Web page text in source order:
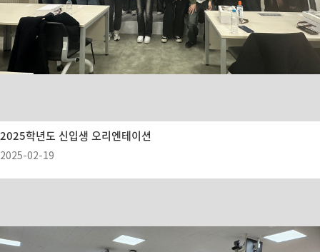
2025학년도 신입생 오리엔테이션
2025-02-19